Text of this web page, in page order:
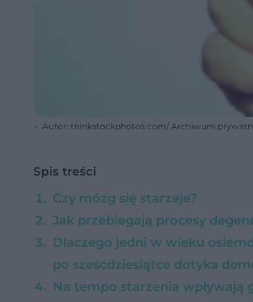
Autor: thinkstockphotos.com/ Archiwum
Spis treści
Czy mózg się starzeje?
Jak przebiegają procesy
Dlaczego jedni w wieku
po sześćdziesiątce dotyka
Na tempo starzenia wpływają